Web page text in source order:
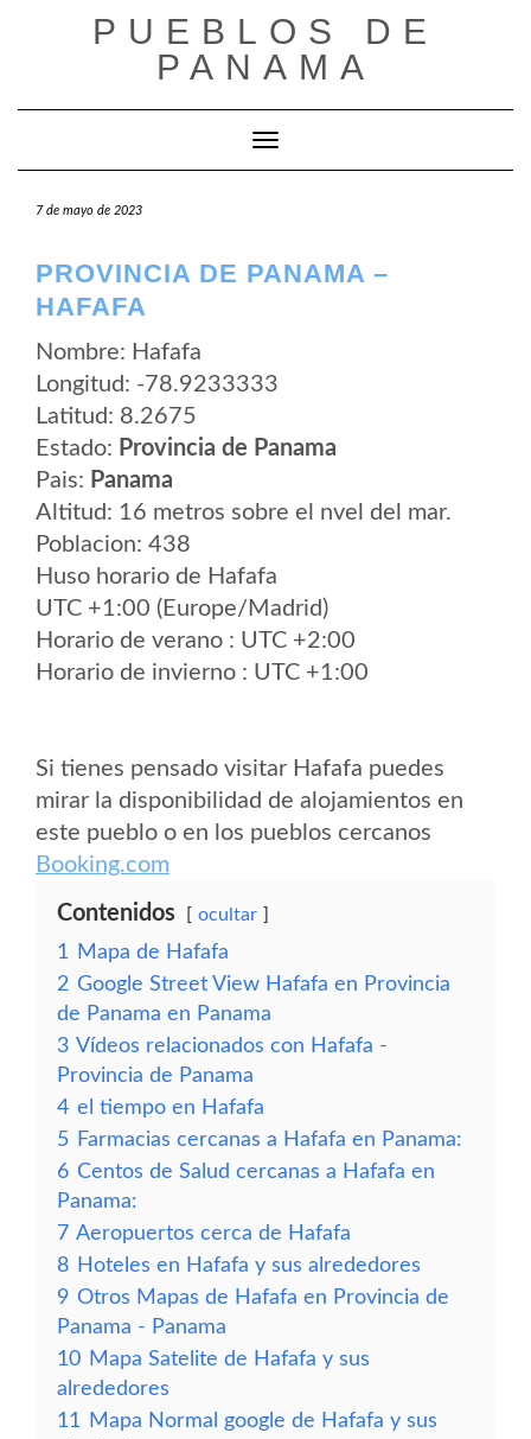
PUEBLOS DE
PANAMA
Cambiar modo de navegación
7 de mayo de 2023
PROVINCIA DE PANAMA –
HAFAFA
Nombre: Hafafa
Longitud: -78.9233333
Latitud: 8.2675
Estado: Provincia de Panama
Pais: Panama
Altitud: 16 metros sobre el nvel del mar.
Poblacion: 438
Huso horario de Hafafa
UTC +1:00 (Europe/Madrid)
Horario de verano : UTC +2:00
Horario de invierno : UTC +1:00
Si tienes pensado visitar Hafafa puedes
mirar la disponibilidad de alojamientos en
este pueblo o en los pueblos cercanos
Booking.com
Contenidos ocultar
1
Mapa de Hafafa
2 Google Street View Hafafa en Provincia
de Panama en Panama
3 Vídeos relacionados con Hafafa -
Provincia de Panama
4 el tiempo en Hafafa
5 Farmacias cercanas a Hafafa en Panama:
6 Centos de Salud cercanas a Hafafa en
Panama:
7 Aeropuertos cerca de Hafafa
8 Hoteles en Hafafa y sus alrededores
9 Otros Mapas de Hafafa en Provincia de
Panama - Panama
10 Mapa Satelite de Hafafa y sus
alrededores
11
Mapa Normal google de Hafafa y sus